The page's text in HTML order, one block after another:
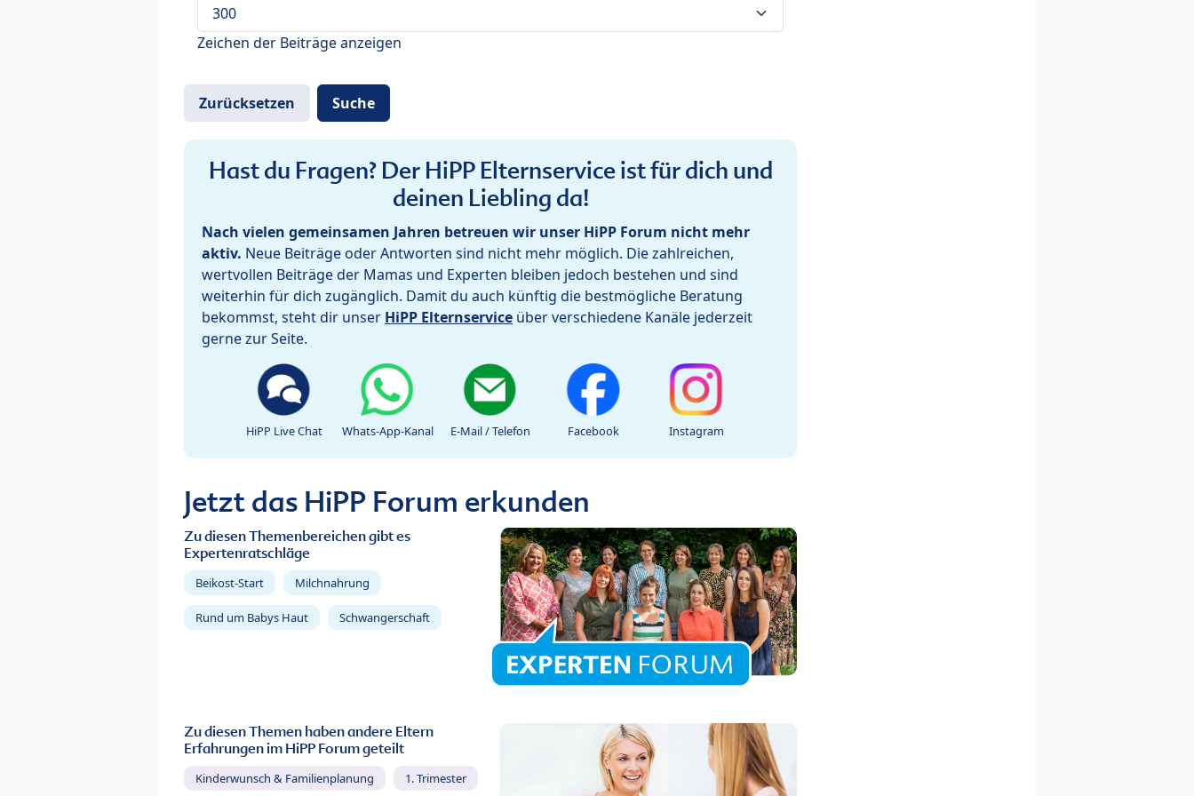
Zeichen der Beiträge anzeigen
Hast du Fragen? Der HiPP Elternservice ist für dich und
deinen Liebling da!
Nach vielen gemeinsamen Jahren betreuen wir unser HiPP Forum nicht mehr
aktiv. Neue Beiträge oder Antworten sind nicht mehr möglich. Die zahlreichen,
wertvollen Beiträge der Mamas und Experten bleiben jedoch bestehen und sind
weiterhin für dich zugänglich. Damit du auch künftig die bestmögliche Beratung
bekommst, steht dir unser HiPP Elternservice über verschiedene Kanäle jederzeit
gerne zur Seite.
HiPP Live Chat Whats-App-Kanal E-Mail / Telefon Facebook Instagram
Jetzt das HiPP Forum erkunden
Zu diesen Themenbereichen gibt es
Expertenratschläge
Beikost-Start Milchnahrung
Rund um Babys Haut Schwangerschaft
Zu diesen Themen haben andere Eltern
Erfahrungen im HiPP Forum geteilt
Kinderwunsch & Familienplanung 1. Trimester